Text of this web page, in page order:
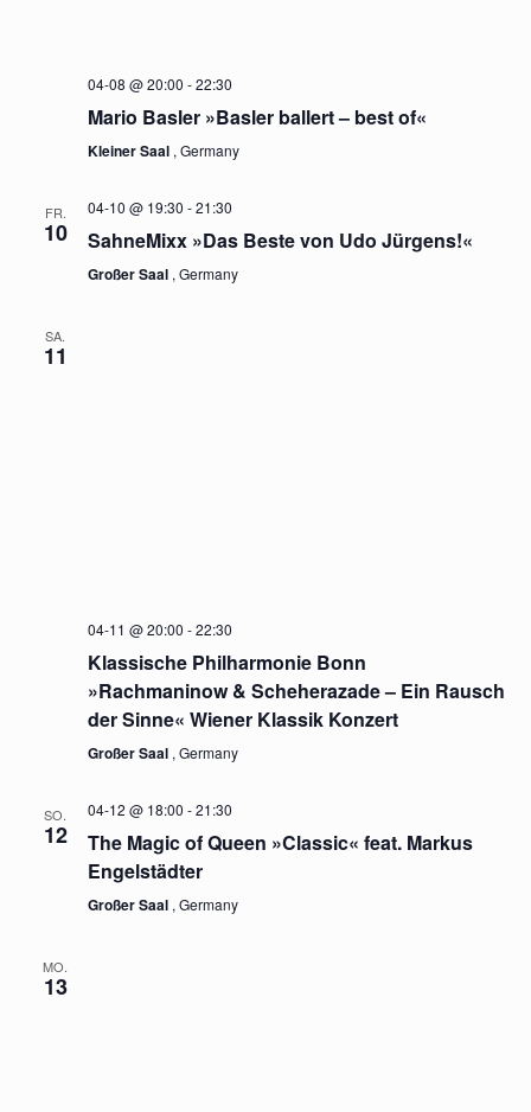
04-08 @ 20:00 -22:30
Mario Basler »Basler ballert – best of«
Kleiner Saal , Germany
FR.
10
04-10 @ 19:30 -21:30
SahneMixx »Das Beste von Udo Jürgens!«
Großer Saal , Germany
SA.
11
04-11 @ 20:00 -22:30
Klassische Philharmonie Bonn
»Rachmaninow & Scheherazade – Ein Rausch
der Sinne« Wiener Klassik Konzert
Großer Saal , Germany
SO.
12
04-12 @ 18:00 -21:30
The Magic of Queen »Classic« feat. Markus
Engelstädter
Großer Saal , Germany
MO.
13